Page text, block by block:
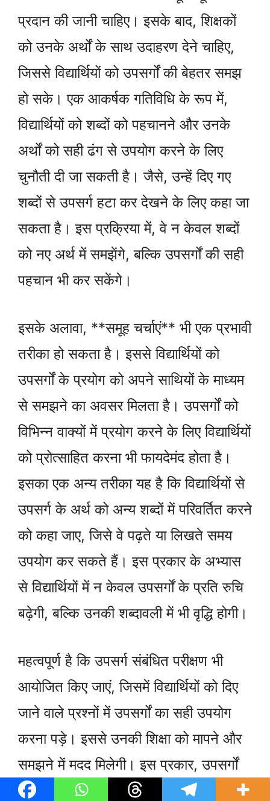
प्रदान की जानी चाहिए। इसके बाद, शिक्षकों
को उनके अर्थों के साथ उदाहरण देने चाहिए,
जिससे विद्यार्थियों को उपसर्गों की बेहतर समझ
हो सके। एक आकर्षक गतिविधि के रूप में,
विद्यार्थियों को शब्दों को पहचानने और उनके
अर्थों को सही ढंग से उपयोग करने के लिए
चुनौती दी जा सकती है। जैसे, उन्हें दिए गए
शब्दों से उपसर्ग हटा कर देखने के लिए कहा जा
सकता है। इस प्रक्रिया में, वे न केवल शब्दों
को नए अर्थ में समझेंगे, बल्कि उपसर्गों की सही
पहचान भी कर सकेंगे।
इसके अलावा, **समूह चर्चाएं** भी एक प्रभावी
तरीका हो सकता है। इससे विद्यार्थियों को
उपसर्गों के प्रयोग को अपने साथियों के माध्यम
से समझने का अवसर मिलता है। उपसर्गों को
विभिन्न वाक्यों में प्रयोग करने के लिए विद्यार्थियों
को प्रोत्साहित करना भी फायदेमंद होता है।
इसका एक अन्य तरीका यह है कि विद्यार्थियों से
उपसर्ग के अर्थ को अन्य शब्दों में परिवर्तित करने
को कहा जाए, जिसे वे पढ़ते या लिखते समय
उपयोग कर सकते हैं। इस प्रकार के अभ्यास
से विद्यार्थियों में न केवल उपसर्गों के प्रति रुचि
बढ़ेगी, बल्कि उनकी शब्दावली में भी वृद्धि होगी।
महत्वपूर्ण है कि उपसर्ग संबंधित परीक्षण भी
आयोजित किए जाएं, जिसमें विद्यार्थियों को दिए
जाने वाले प्रश्नों में उपसर्गों का सही उपयोग
करना पड़े। इससे उनकी शिक्षा को मापने और
समझने में मदद मिलेगी। इस प्रकार, उपसर्गों
के अभ्यास के लिए सुझाव और गतिविधियों का